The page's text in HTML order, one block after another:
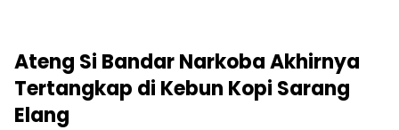
Ateng Si Bandar Narkoba Akhirnya
Tertangkap di Kebun Kopi Sarang
Elang